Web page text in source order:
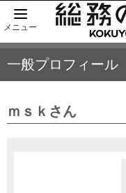
メニュー
一般プロフィール
ｍｓｋさん